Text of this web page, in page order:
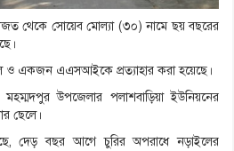
থেকে সোয়েব মোল্যা (৩০) নামে ছয় বছরের
একজন এএসআইকে প্রত্যাহার করা হয়েছে।
উপজেলার পলাশবাড়িয়া ইউনিয়নের
ছেলে।
দেড় বছর আগে চুরির অপরাধে নড়াইলের